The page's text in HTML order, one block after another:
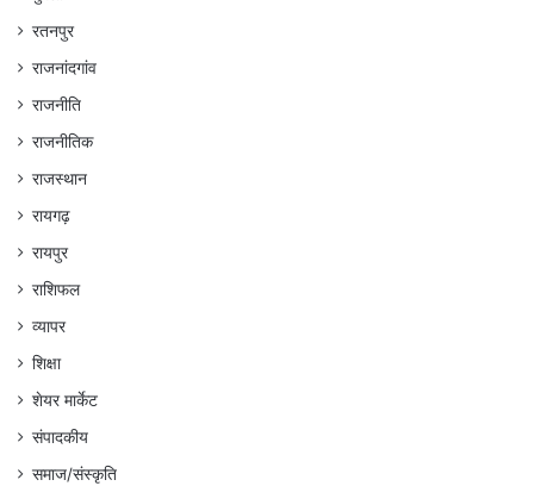
रतनपुर
राजनांदगांव
राजनीति
राजनीतिक
राजस्थान
रायगढ़
रायपुर
राशिफल
व्यापर
शिक्षा
शेयर मार्केट
संपादकीय
समाज/संस्कृति